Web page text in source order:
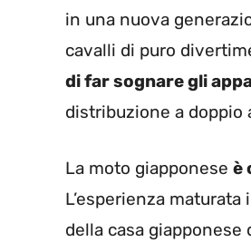
in una nuova
cavalli di puro
di far sognare gli
distribuzione a doppio
La moto giapponese è
L’esperienza
della casa